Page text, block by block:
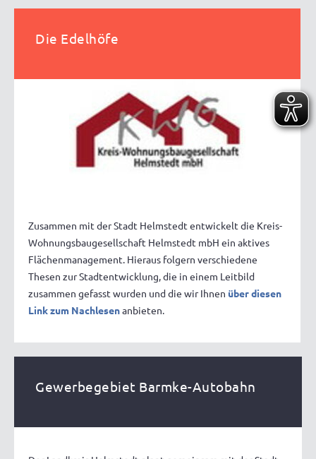
Die Edelhöfe
Zusammen mit der Stadt Helmstedt entwickelt die Kreis-
Wohnungsbaugesellschaft Helmstedt mbH ein aktives
Flächenmanagement. Hieraus folgern verschiedene
Thesen zur Stadtentwicklung, die in einem Leitbild
zusammen gefasst wurden und die wir Ihnen über diesen
Link zum Nachlesenanbieten.
Gewerbegebiet Barmke-Autobahn